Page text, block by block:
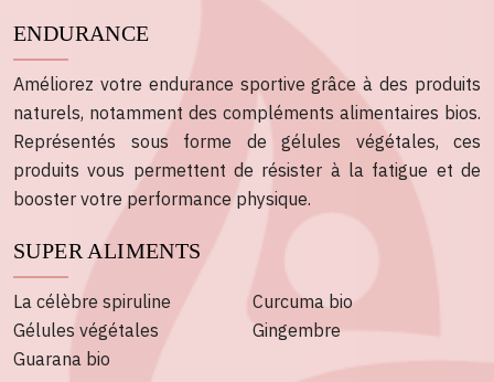
ENDURANCE
Améliorez votre endurance sportive grâce à des produits
naturels, notamment des compléments alimentaires bios.
Représentés sous forme de gélules végétales, ces
produits vous permettent de résister à la fatigue et de
booster votre performance physique.
SUPER ALIMENTS
La célèbre spiruline
Gélules végétales
Guarana bio
Curcuma bio
Gingembre